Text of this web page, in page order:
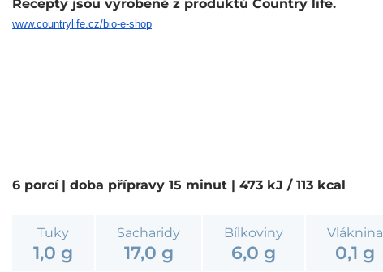
Recepty jsou vyrobené z produktů Country life.
www.countrylife.cz/bio-e-shop
6 porcí | doba přípravy 15 minut | 473 kJ / 113 kcal
Tuky
1,0 g
Sacharidy
17,0 g
Bílkoviny
6,0 g
Vláknina
0,1 g